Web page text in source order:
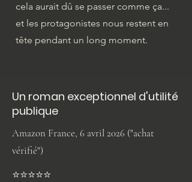
cela aurait dû se passer comme ça...
et les protagonistes nous restent en
tête pendant un long moment.
Un roman exceptionnel d'utilité
publique
Amazon France, 6 avril 2026 ("achat
vérifié")
⭐️⭐️⭐️⭐️⭐️